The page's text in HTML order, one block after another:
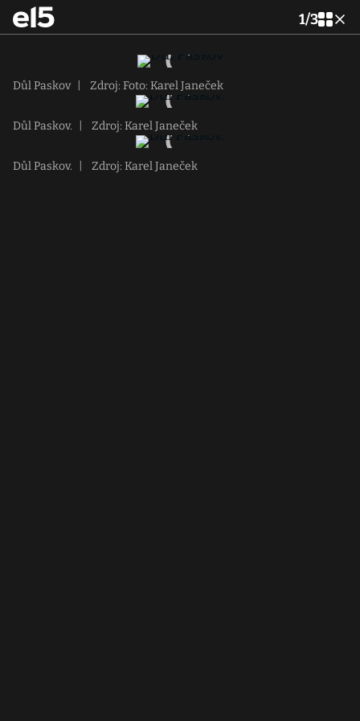
1/3
Důl Paskov Zdroj: Foto: Karel Janeček
Důl Paskov. Zdroj: Karel Janeček
Důl Paskov. Zdroj: Karel Janeček